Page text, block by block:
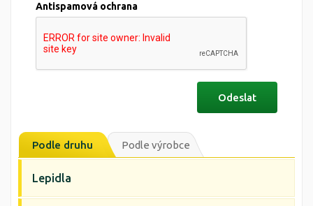
Antispamová ochrana
Podle druhu Podle výrobce
Lepidla